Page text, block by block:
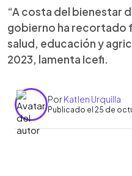
“A costa del bienestar
gobierno ha recortado
salud, educación y
2023, lamenta Icefi.
PorKatlen Urquilla
Publicado el 25 de